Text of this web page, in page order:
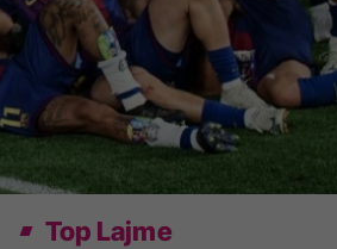
Top Lajme